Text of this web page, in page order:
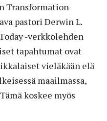
Transformation
pastori Derwin L.
-verkkolehden
tapahtumat ovat
vieläkään elä
maailmassa,
koskee myös